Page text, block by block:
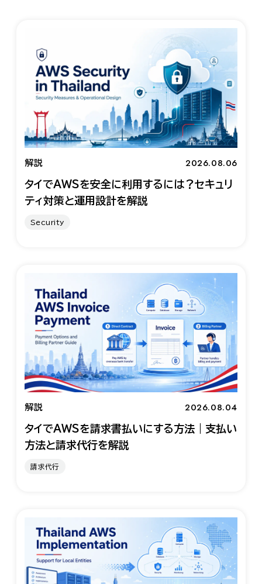
解説 2026.08.06
タイでAWSを安全に利用するには？セキュリ
ティ対策と運用設計を解説
Security
解説 2026.08.04
タイでAWSを請求書払いにする方法｜支払い
方法と請求代行を解説
請求代行